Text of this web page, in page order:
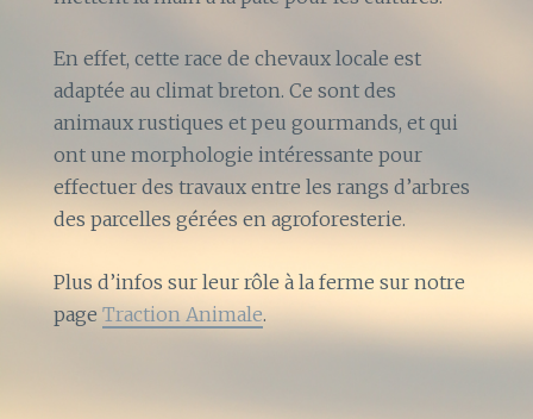
En effet, cette race de chevaux locale est
adaptée au climat breton. Ce sont des
animaux rustiques et peu gourmands, et qui
ont une morphologie intéressante pour
effectuer des travaux entre les rangs d’arbres
des parcelles gérées en agroforesterie.
Plus d’infos sur leur rôle à la ferme sur notre
pageTraction Animale.